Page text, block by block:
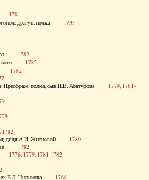
1781
драгун. полка 1733
1782
1782
1782
Преображ. полка, сын Н.В. Абатурова 1779, 1781-
1782
дядя А.И. Житновой 1780
1782
1776, 1779, 1781-1782
Е.Л. Чирикова 1766